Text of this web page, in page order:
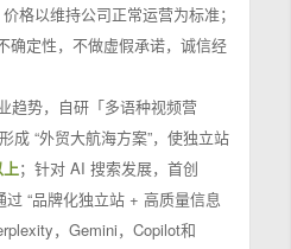
格以维持公司正常运营为标准；
确定性，不做虚假承诺，诚信经
趋势，自研「多语种视频营
成 “外贸大航海方案”，使独立站
；针对 AI 搜索发展，首创
“品牌化独立站 + 高质量信息
，Gemini，Copilot和